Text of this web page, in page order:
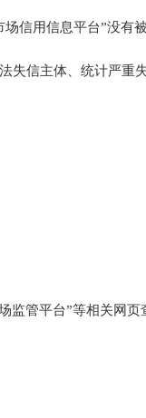
信用信息平台”没有
失信主体、统计严重
监管平台”等相关网页